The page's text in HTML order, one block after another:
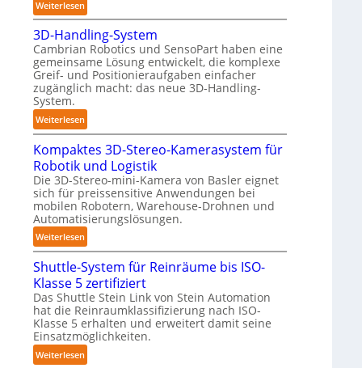
o
b
o
t
n
d
i
g
e
P
o
l
y
m
e
r
l
a
g
e
r
f
ü
r
T
a
u
c
Weiterlesen:
A
u
t
o
m
a
t
i
i
e
r
u
n
g
s
t
r
e
f
f
2
0
3D-Handling-System
Cambrian Robotics und SensoPart haben eine
gemeinsame Lösung entwickelt, die komplexe
Greif- und Positionieraufgaben einfacher
zugänglich macht: das neue 3D-Handling-
System.
Weiterlesen:
3
D
-
H
a
n
d
l
n
g
-
S
y
s
t
Kompaktes 3D-Stereo-Kamerasystem für
Robotik und Logistik
Die 3D-Stereo-mini-Kamera von Basler eignet
sich für preissensitive Anwendungen bei
mobilen Robotern, Warehouse-Drohnen und
Automatisierungslösungen.
Weiterlesen:
K
o
m
p
a
k
t
e
Shuttle-System für Reinräume bis ISO-
Klasse 5 zertifiziert
Das Shuttle Stein Link von Stein Automation
hat die Reinraumklassifizierung nach ISO-
Klasse 5 erhalten und erweitert damit seine
Einsatzmöglichkeiten.
Weiterlesen: